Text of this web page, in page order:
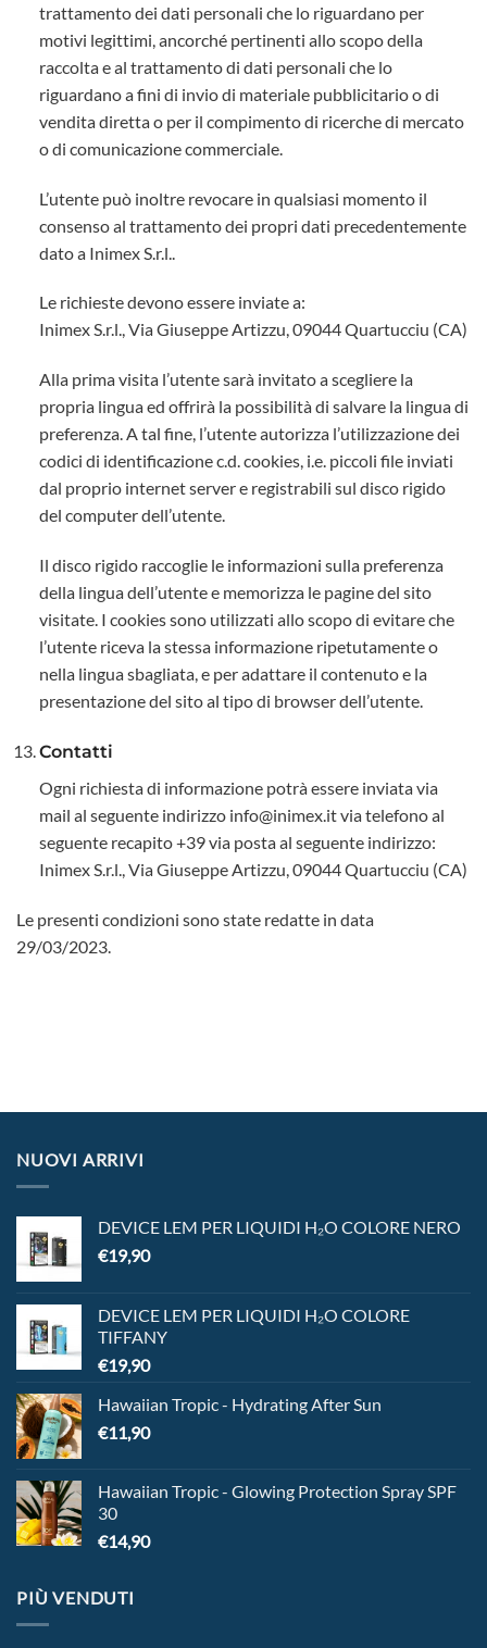
trattamento dei dati personali che lo riguardano per
motivi legittimi, ancorché pertinenti allo scopo della
raccolta e al trattamento di dati personali che lo
riguardano a fini di invio di materiale pubblicitario o di
vendita diretta o per il compimento di ricerche di mercato
o di comunicazione commerciale.
L’utente può inoltre revocare in qualsiasi momento il
consenso al trattamento dei propri dati precedentemente
dato a Inimex S.r.l..
Le richieste devono essere inviate a:
Inimex S.r.l., Via Giuseppe Artizzu, 09044 Quartucciu (CA)
Alla prima visita l’utente sarà invitato a scegliere la
propria lingua ed offrirà la possibilità di salvare la lingua di
preferenza. A tal fine, l’utente autorizza l’utilizzazione dei
codici di identificazione c.d. cookies, i.e. piccoli file inviati
dal proprio internet server e registrabili sul disco rigido
del computer dell’utente.
Il disco rigido raccoglie le informazioni sulla preferenza
della lingua dell’utente e memorizza le pagine del sito
visitate. I cookies sono utilizzati allo scopo di evitare che
l’utente riceva la stessa informazione ripetutamente o
nella lingua sbagliata, e per adattare il contenuto e la
presentazione del sito al tipo di browser dell’utente.
Contatti
Ogni richiesta di informazione potrà essere inviata via
mail al seguente indirizzo info@inimex.it via telefono al
seguente recapito +39 via posta al seguente indirizzo:
Inimex S.r.l., Via Giuseppe Artizzu, 09044 Quartucciu (CA)
Le presenti condizioni sono state redatte in data
29/03/2023.
NUOVI ARRIVI
DEVICE LEM PER LIQUIDI H₂O COLORE NERO
€19,90
DEVICE LEM PER LIQUIDI H₂O COLORE
TIFFANY
€19,90
Hawaiian Tropic - Hydrating After Sun
€11,90
Hawaiian Tropic - Glowing Protection Spray SPF
30
€14,90
PIÙ VENDUTI